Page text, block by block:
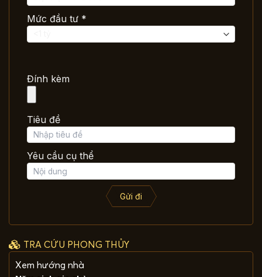
Mức đầu tư *
Đính kèm
Tiêu đề
Yêu cầu cụ thể
Gửi đi
TRA CỨU PHONG THỦY
Xem hướng nhà